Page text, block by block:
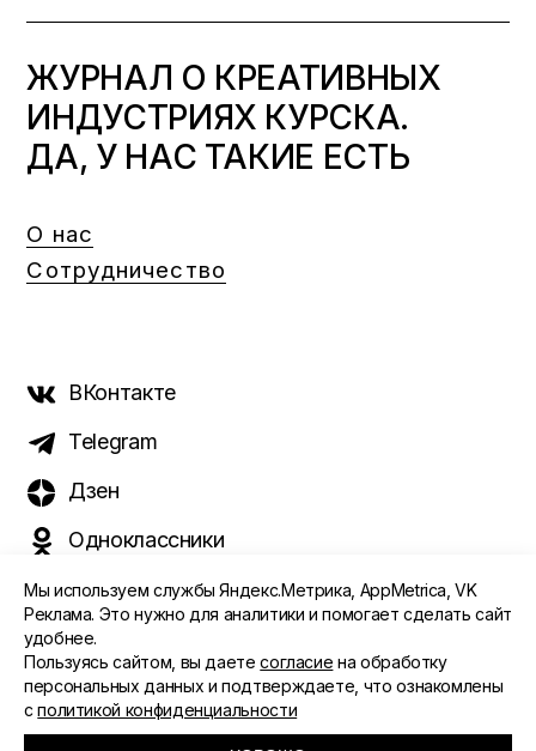
ЖУРНАЛ О КРЕАТИВНЫХ
ИНДУСТРИЯХ КУРСКА.
ДА, У НАС ТАКИЕ ЕСТЬ
О нас
Сотрудничество
ВКонтакте
Telegram
Дзен
Одноклассники
©️ 2015 - 2026 Интернет-журнал «Морс». Все права
защищены
ПОЛИТИКА ОБРАБОТКИ ПЕРСОНАЛЬНЫХ ДАННЫХ
СОГЛАСИЕ ПОЛЬЗОВАТЕЛЯ
Мы используем службы Яндекс.Метрика, AppMetrica, VK
Реклама. Это нужно для аналитики и помогает сделать сайт
удобнее.
Пользуясь сайтом, вы даетесогласие на обработку
персональных данных и подтверждаете, что ознакомлены
сполитикой конфиденциальности